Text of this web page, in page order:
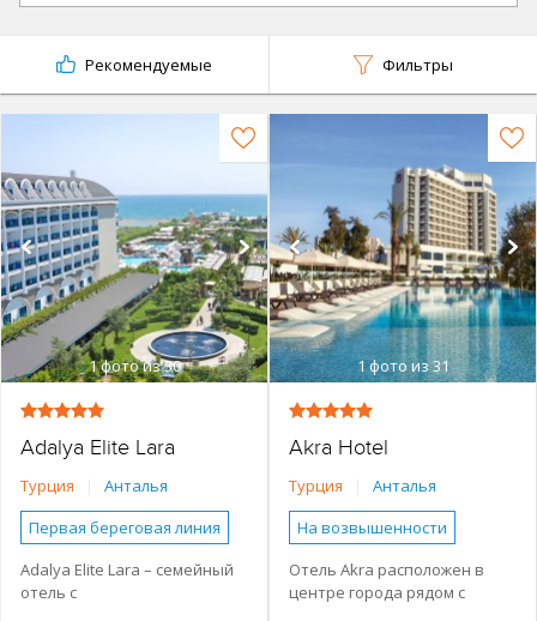
Рекомендуемые Фильтры
1фото из 30
Adalya Elite Lara
Турция
Анталья
Первая береговая линия
Основное здание
Семейные номера
Adalya Elite Lara – семейный
отель с
1фото из 31
Akra Hotel
Турция
Анталья
На возвышенности
До 100 м от моря
Наличие туристической
Отель Akra расположен в
центре города рядом с